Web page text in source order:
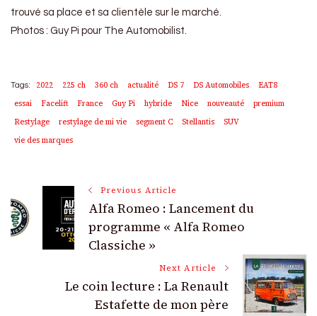
trouvé sa place et sa clientèle sur le marché.
Photos : Guy Pi pour The Automobilist.
Tags: 2022 225 ch 360 ch actualité DS 7 DS Automobiles
EAT8
essai
Facelift France Guy Pi hybride Nice nouveauté
premium
Restylage
restylage de mi vie segment C Stellantis
SUV
vie des marques
Post
Navigation
Previous Article
Alfa Romeo : Lancement du
programme « Alfa Romeo
Classiche »
Next Article
Le coin lecture : La Renault
Estafette de mon père